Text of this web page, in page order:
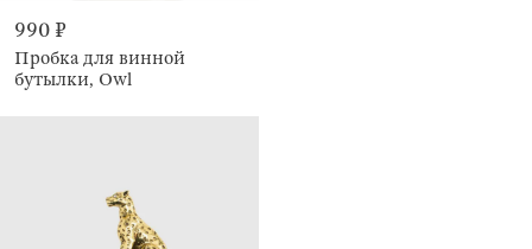
990 ₽
Пробка для винной
бутылки, Owl